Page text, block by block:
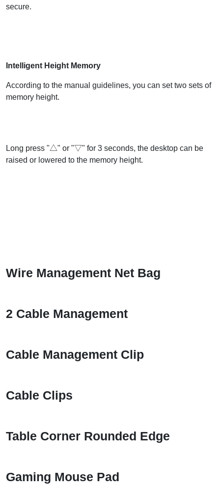
secure.
Intelligent Height Memory
According to the manual guidelines, you can set two sets of
memory height.
Long press "△" or "▽" for 3 seconds, the desktop can be
raised or lowered to the memory height.
Wire Management Net Bag
2 Cable Management
Cable Management Clip
Cable Clips
Table Corner Rounded Edge
Gaming Mouse Pad